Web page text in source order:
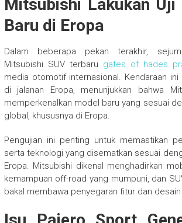
Mitsubishi Lakukan Uji
Baru di Eropa
Dalam beberapa pekan terakhir,
Mitsubishi SUV terbaru gates of hades
media otomotif internasional. Kendaraan
di jalanan Eropa, menunjukkan bahwa
memperkenalkan model baru yang sesuai
global, khususnya di Eropa.
Pengujian ini penting untuk memastikan
serta teknologi yang disematkan sesuai
Eropa. Mitsubishi dikenal menghadirkan
kemampuan off-road yang mumpuni, dan
bakal membawa penyegaran fitur dan